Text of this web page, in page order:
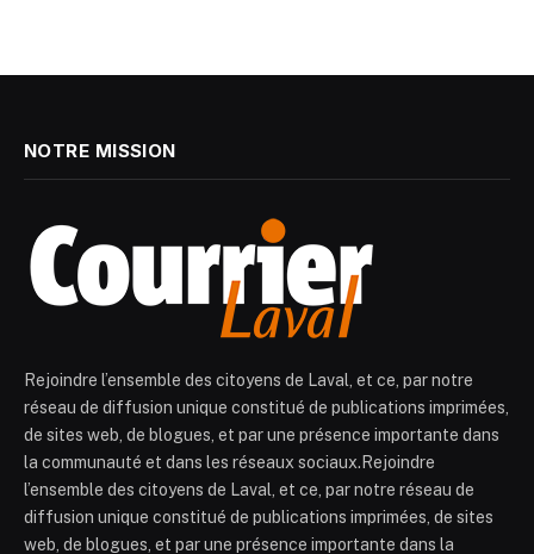
NOTRE MISSION
Rejoindre l’ensemble des citoyens de Laval, et ce, par notre
réseau de diffusion unique constitué de publications imprimées,
de sites web, de blogues, et par une présence importante dans
la communauté et dans les réseaux sociaux.Rejoindre
l’ensemble des citoyens de Laval, et ce, par notre réseau de
diffusion unique constitué de publications imprimées, de sites
web, de blogues, et par une présence importante dans la